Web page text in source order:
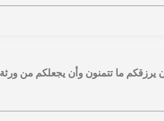
يرزقكم ما تتمنون وأن يجعلكم من